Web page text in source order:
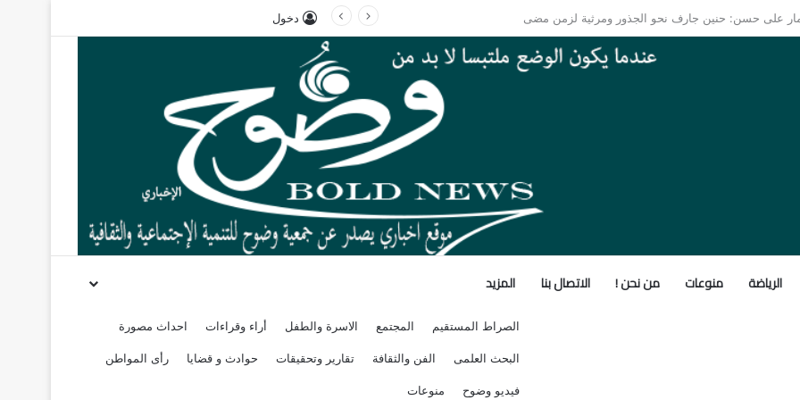
كيف فكك مصطفى محمود شفرة “غريزة” المخلوقات العجيبة؟ دخول
الرياضة منوعات من نحن ! الاتصال بنا المزيد
الصراط المستقيم المجتمع الاسرة والطفل أراء وقراءات احداث مصورة
البحث العلمى الفن والثقافة تقارير وتحقيقات حوادث و قضايا رأى المواطن
فيديو وضوح منوعات